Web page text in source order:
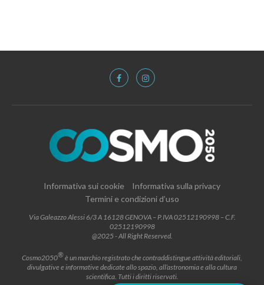
Informativa sui cookie
Informativa sulla privacy
Termini e condizioni d’uso
Via Galeazzo Alessi 6/3 A 16128 GENOVA – P.IVA 02512190998 – C.F.
02512190998
@2025 - All Right Reserved.
Cosmo2050®è un marchio registrato che contraddistingue attività editoriali,
divulgative e informative dedicate allo spazio, all’astronomia e alla cultura
scientifica. Tutti i diritti riservati.